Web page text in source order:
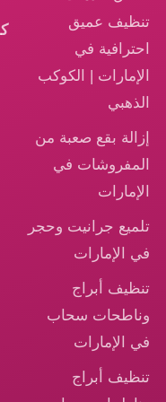
تنظيف عميق
احترافية في
الإمارات | الكوكب
الذهبي
إزالة بقع صعبة من
المفروشات في
الإمارات
تلميع جرانيت وحجر
في الإمارات
تنظيف أبراج
وناطحات سحاب
في الإمارات
تنظيف أبراج